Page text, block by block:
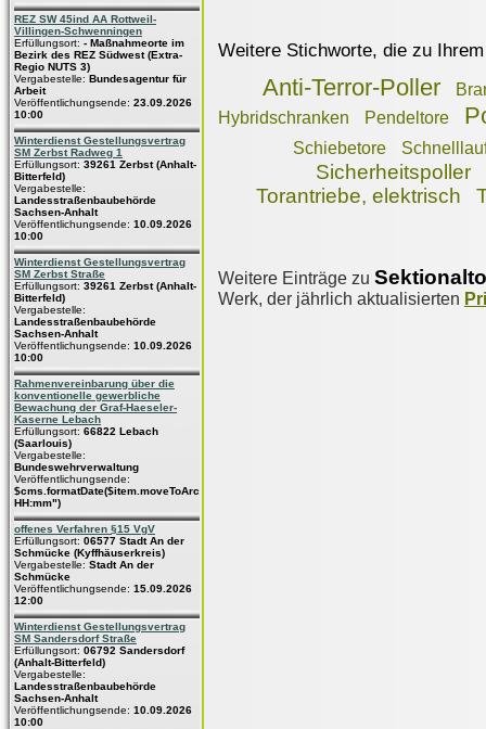
REZ SW 45ind AA Rottweil-
Villingen-Schwenningen
Erfüllungsort: - Maßnahmeorte im
Bezirk des REZ Südwest (Extra-
Regio NUTS 3)
Vergabestelle: Bundesagentur für
Arbeit
Veröffentlichungsende: 23.09.2026
10:00
Winterdienst Gestellungsvertrag
SM Zerbst Radweg 1
Erfüllungsort: 39261 Zerbst (Anhalt-
Bitterfeld)
Vergabestelle:
Landesstraßenbaubehörde
Sachsen-Anhalt
Veröffentlichungsende: 10.09.2026
10:00
Winterdienst Gestellungsvertrag
SM Zerbst Straße
Erfüllungsort: 39261 Zerbst (Anhalt-
Bitterfeld)
Vergabestelle:
Landesstraßenbaubehörde
Sachsen-Anhalt
Veröffentlichungsende: 10.09.2026
10:00
Rahmenvereinbarung über die
konventionelle gewerbliche
Bewachung der Graf-Haeseler-
Kaserne Lebach
Erfüllungsort: 66822 Lebach
(Saarlouis)
Vergabestelle:
Bundeswehrverwaltung
Veröffentlichungsende:
$cms.formatDate($item.moveToArchive,"dd.MM.yyyy
HH:mm")
offenes Verfahren §15 VgV
Erfüllungsort: 06577 Stadt An der
Schmücke (Kyffhäuserkreis)
Vergabestelle: Stadt An der
Schmücke
Veröffentlichungsende: 15.09.2026
12:00
Winterdienst Gestellungsvertrag
SM Sandersdorf Straße
Erfüllungsort: 06792 Sandersdorf
(Anhalt-Bitterfeld)
Vergabestelle:
Landesstraßenbaubehörde
Sachsen-Anhalt
Veröffentlichungsende: 10.09.2026
10:00
Weitere Stichworte, die zu
Anti-Terror-Poller
Hybridschranken
Pendeltore
Schiebetore
Sicherheitspoller
Torantriebe, elektrisch
Weitere Einträge zu
Werk, der jährlich aktualisierten